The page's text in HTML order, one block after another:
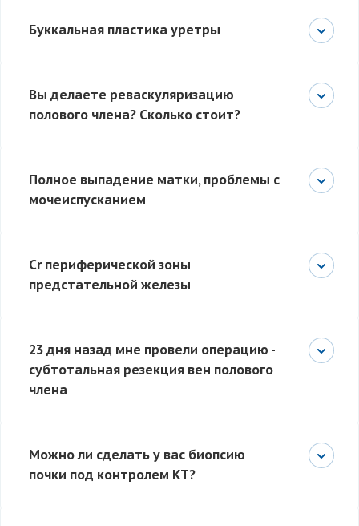
Буккальная пластика уретры
Вы делаете реваскуляризацию
полового члена? Сколько стоит?
Полное выпадение матки, проблемы с
мочеиспусканием
Сr периферической зоны
предстательной железы
23 дня назад мне провели операцию -
субтотальная резекция вен полового
члена
Можно ли сделать у вас биопсию
почки под контролем КТ?